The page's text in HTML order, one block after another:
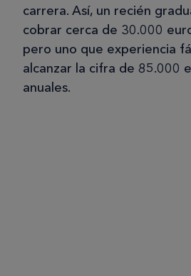
carrera. Así, un recién
cobrar cerca de 30.000
pero uno que experiencia
alcanzar la cifra de 85.000
anuales.